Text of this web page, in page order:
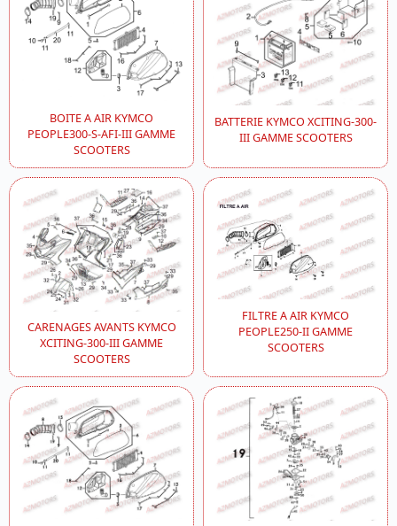
BOITE A AIR KYMCO
PEOPLE300-S-AFI-III GAMME
SCOOTERS
BATTERIE KYMCO XCITING-300-
III GAMME SCOOTERS
CARENAGES AVANTS KYMCO
XCITING-300-III GAMME
SCOOTERS
FILTRE A AIR KYMCO
PEOPLE250-II GAMME
SCOOTERS